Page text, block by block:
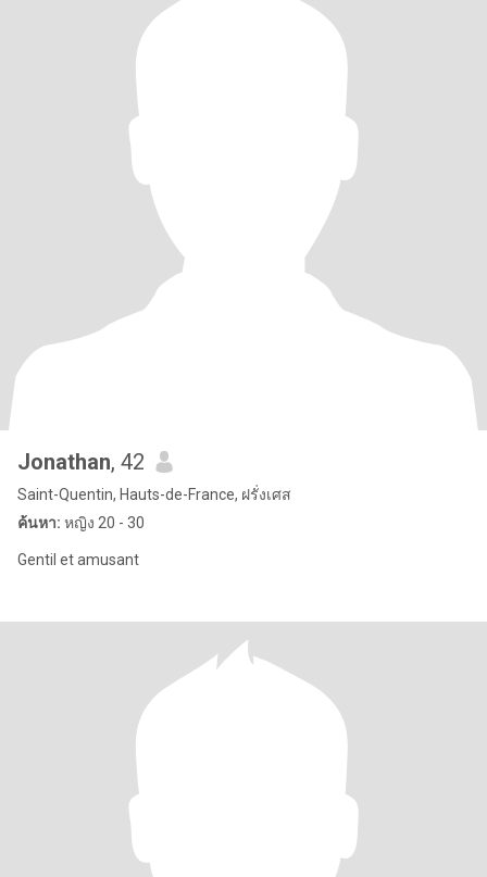
Jonathan, 42
Saint-Quentin, Hauts-de-France, ฝรั่งเศส
ค้นหา: หญิง 20 - 30
Gentil et amusant